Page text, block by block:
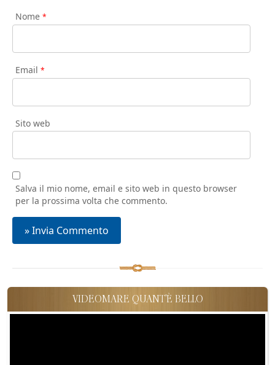
Nome *
Email *
Sito web
Salva il mio nome, email e sito web in questo browser
per la prossima volta che commento.
VIDEOMARE QUANT'È BELLO